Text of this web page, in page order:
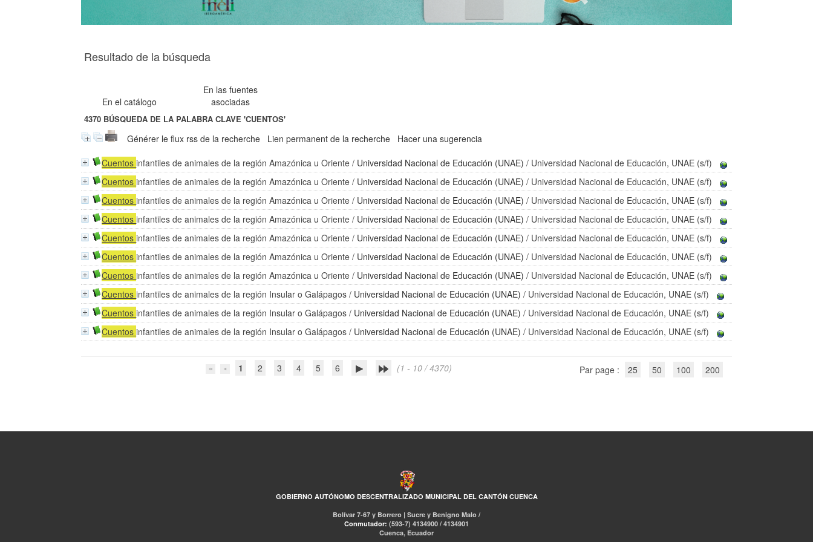
Resultado de la búsqueda
En el catálogo
En las fuentes
asociadas
4370 BÚSQUEDA DE LA PALABRA CLAVE'CUENTOS'
Générer le flux rss de la recherche Lien permanent de la recherche
Hacer una sugerencia
Cuentosinfantiles de animales de la región Amazónica u Oriente / Universidad Nacional de Educación (UNAE) / Universidad Nacional de Educación, UNAE (s/f)
Cuentosinfantiles de animales de la región Amazónica u Oriente / Universidad Nacional de Educación (UNAE) / Universidad Nacional de Educación, UNAE (s/f)
Cuentosinfantiles de animales de la región Amazónica u Oriente / Universidad Nacional de Educación (UNAE) / Universidad Nacional de Educación, UNAE (s/f)
Cuentosinfantiles de animales de la región Amazónica u Oriente / Universidad Nacional de Educación (UNAE) / Universidad Nacional de Educación, UNAE (s/f)
Cuentosinfantiles de animales de la región Amazónica u Oriente / Universidad Nacional de Educación (UNAE) / Universidad Nacional de Educación, UNAE (s/f)
Cuentosinfantiles de animales de la región Amazónica u Oriente / Universidad Nacional de Educación (UNAE) / Universidad Nacional de Educación, UNAE (s/f)
Cuentosinfantiles de animales de la región Amazónica u Oriente / Universidad Nacional de Educación (UNAE) / Universidad Nacional de Educación, UNAE (s/f)
Cuentosinfantiles de animales de la región Insular o Galápagos / Universidad Nacional de Educación (UNAE) / Universidad Nacional de Educación, UNAE (s/f)
Cuentosinfantiles de animales de la región Insular o Galápagos / Universidad Nacional de Educación (UNAE) / Universidad Nacional de Educación, UNAE (s/f)
Cuentosinfantiles de animales de la región Insular o Galápagos / Universidad Nacional de Educación (UNAE) / Universidad Nacional de Educación, UNAE (s/f)
1 2 3 4 5 6 (1 - 10 / 4370) Par page : 25 50 100 200
GOBIERNO AUTÓNOMO DESCENTRALIZADO MUNICIPAL DEL CANTÓN CUENCA
Bolívar 7-67 y Borrero | Sucre y Benigno Malo /
Conmutador: (593-7) 4134900 / 4134901
Cuenca, Ecuador